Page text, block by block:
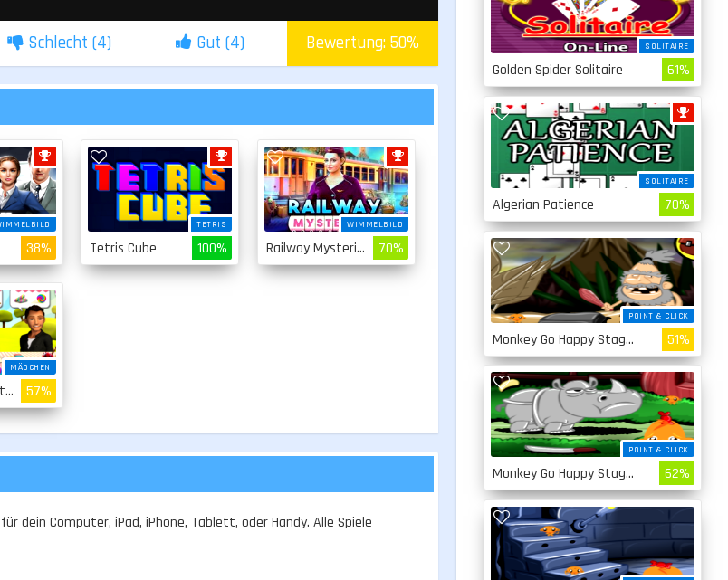
Schlecht (4) Gut (4) Bewertung: 50%
38%
TETRIS
Tetris Cube 100%
WIMMELBILD
Railway Mysteries 70%
MÄDCHEN
Avie Pocket Birthday 57%
dein Computer, iPad, iPhone, Tablett, oder Handy. Alle Spiele
SOLITAIRE
Golden Spider Solitaire 61%
SOLITAIRE
Algerian Patience 70%
POINT & CLICK
Monkey Go Happy Stage 4 51%
POINT & CLICK
Monkey Go Happy Stage 3 62%